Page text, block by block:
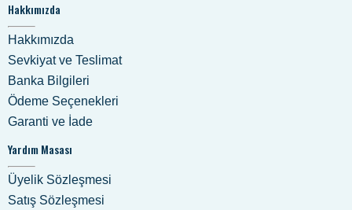
Hakkımızda
Hakkımızda
Sevkiyat ve Teslimat
Banka Bilgileri
Ödeme Seçenekleri
Garanti ve İade
Yardım Masası
Üyelik Sözleşmesi
Satış Sözleşmesi